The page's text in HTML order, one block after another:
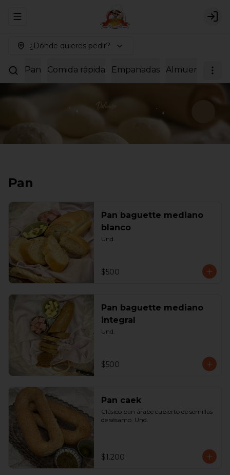
Abrir menu de navegación
¿Dónde quieres pedir?
Pan Comida rápida Empanadas Almuerzos
Pan
Pan baguette mediano
blanco
Und.
$500
Pan baguette mediano
integral
Und.
$500
Pan caek
Clásico pan árabe cubierto de semillas
de sésamo. Und.
$1.200